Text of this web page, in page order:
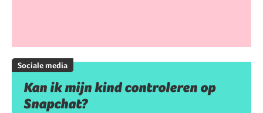
Sociale media
Kan ik mijn kind controleren op
Snapchat?